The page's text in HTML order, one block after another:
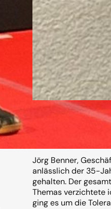
Was
Jörg Benner,
anlässlich der 35-
gehalten. Der
Themas verzichtete
ging es um die